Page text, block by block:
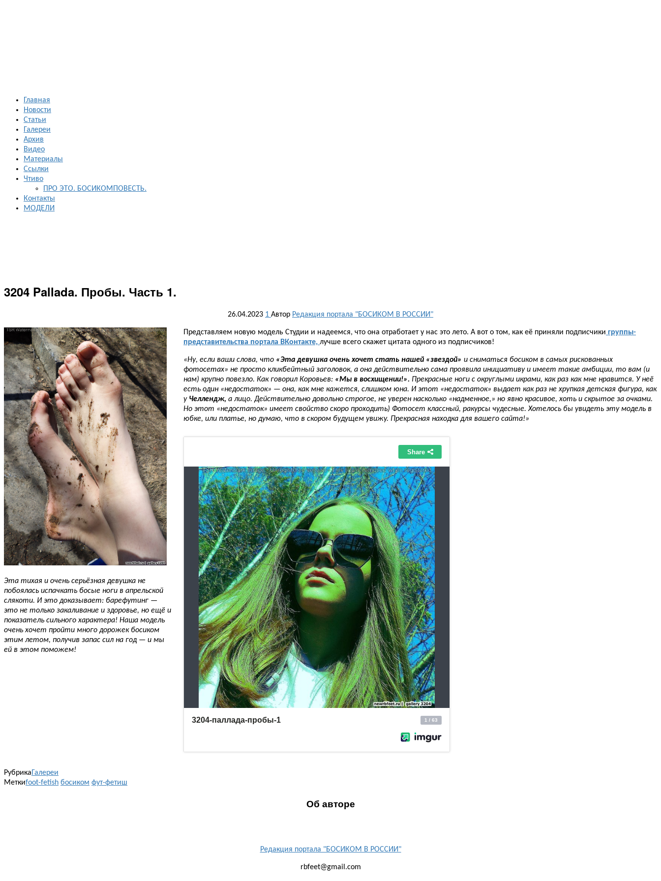
Главная
Новости
Статьи
Галереи
Архив
Видео
Материалы
Ссылки
Чтиво
ПРО ЭТО. БОСИКОМПОВЕСТЬ.
Контакты
МОДЕЛИ
3204 Pallada. Пробы. Часть 1.
26.04.2023 1 Автор Редакция портала "БОСИКОМ В РОССИИ"
Эта тихая и очень серьёзная девушка не
побоялась испачкать босые ноги в апрельской
слякоти. И это доказывает: барефутинг —
это не только закаливание и здоровье, но ещё и
показатель сильного характера! Наша модель
очень хочет пройти много дорожек босиком
этим летом, получив запас сил на год — и мы
ей в этом поможем!
Представляем новую модель Студии и надеемся, что она отработает у нас это лето. А вот о том, как её приняли подписчики группы-
представительства портала ВКонтакте, лучше всего скажет цитата одного из подписчиков!
«Ну, если ваши слова, что «Эта девушка очень хочет стать нашей «звездой» и сниматься босиком в самых рискованных
фотосетах» не просто кликбейтный заголовок, а она действительно сама проявила инициативу и имеет такие амбиции, то вам (и
нам) крупно повезло. Как говорил Коровьев: «Мы в восхищении!». Прекрасные ноги с округлыми икрами, как раз как мне нравится. У неё
есть один «недостаток» — она, как мне кажется, слишком юна. И этот «недостаток» выдает как раз не хрупкая детская фигура, как
уЧеллендж, а лицо. Действительно довольно строгое, не уверен насколько «надменное,» но явно красивое, хоть и скрытое за очками.
Но этот «недостаток» имеет свойство скоро проходить) Фотосет классный, ракурсы чудесные. Хотелось бы увидеть эту модель в
юбке, или платье, но думаю, что в скором будущем увижу. Прекрасная находка для вашего сайта!»
Рубрика Галереи
Меткиfoot-fetish босиком фут-фетиш
Об авторе
Редакция портала "БОСИКОМ В РОССИИ"
rbfeet@gmail.com